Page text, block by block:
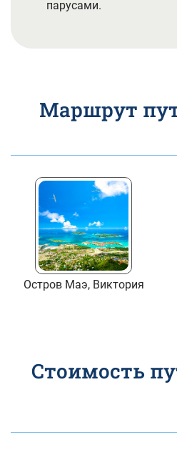
парусами.
Маршрут
Остров Маэ, Виктория
Стоимость